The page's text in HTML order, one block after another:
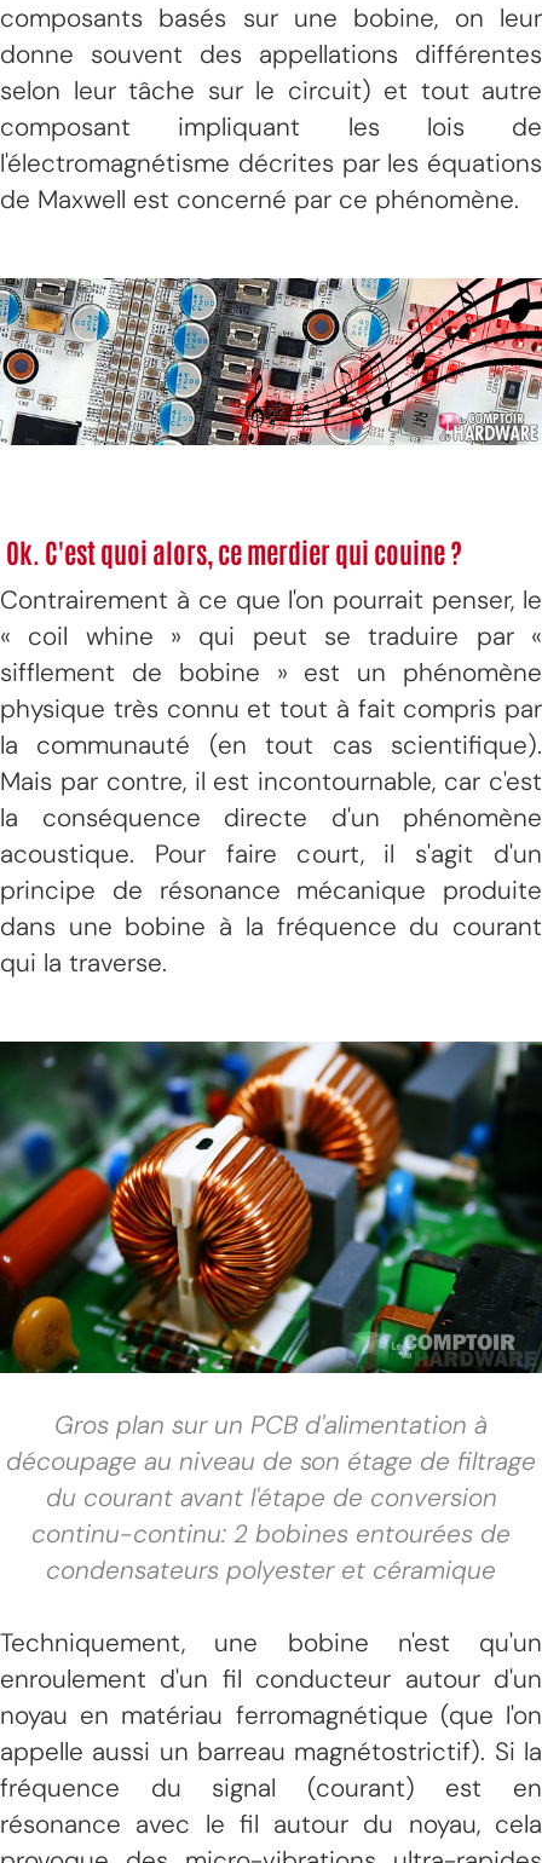
composants basés sur une bobine, on leur
donne souvent des appellations différentes
selon leur tâche sur le circuit) et tout autre
composant impliquant les lois de
l'électromagnétisme décrites par les équations
de Maxwell est concerné par ce phénomène.
Ok. C'est quoi alors, ce merdier qui couine ?
Contrairement à ce que l'on pourrait penser, le
« coil whine » qui peut se traduire par «
sifflement de bobine » est un phénomène
physique très connu et tout à fait compris par
la communauté (en tout cas scientifique).
Mais par contre, il est incontournable, car c'est
la conséquence directe d'un phénomène
acoustique. Pour faire court, il s'agit d'un
principe de résonance mécanique produite
dans une bobine à la fréquence du courant
qui la traverse.
Gros plan sur un PCB d'alimentation à
découpage au niveau de son étage de filtrage
du courant avant l'étape de conversion
continu-continu: 2 bobines entourées de
condensateurs polyester et céramique
Techniquement, une bobine n'est qu'un
enroulement d'un fil conducteur autour d'un
noyau en matériau ferromagnétique (que l'on
appelle aussi un barreau magnétostrictif). Si la
fréquence du signal (courant) est en
résonance avec le fil autour du noyau, cela